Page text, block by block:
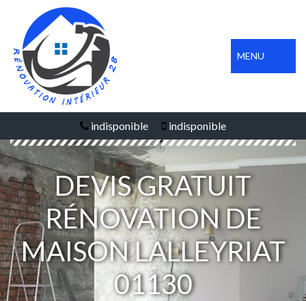
MENU
indisponible indisponible
DEVIS GRATUIT
RÉNOVATION DE
MAISON LALLEYRIAT
01130